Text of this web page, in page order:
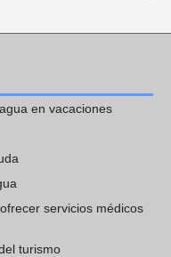
en vacaciones
servicios médicos
turismo